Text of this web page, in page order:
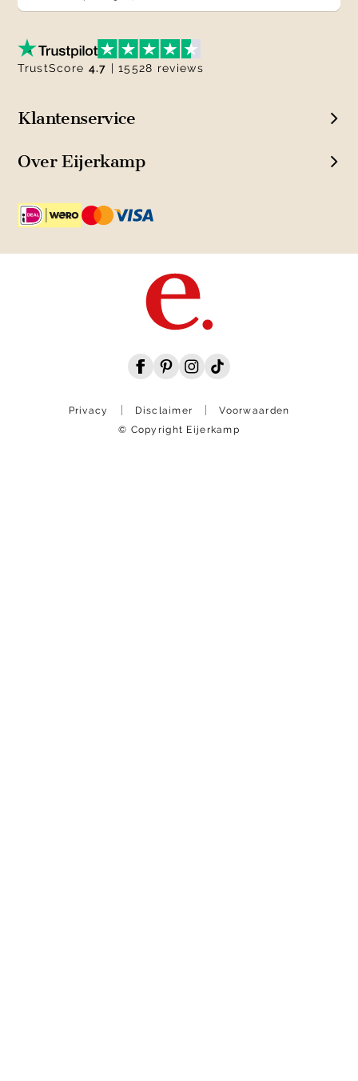
Klantenservice
Over Eijerkamp
TrustScore 4.7 | 15528 reviews
Privacy Disclaimer
Voorwaarden
© Copyright Eijerkamp